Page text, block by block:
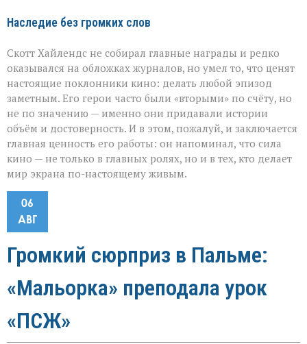
Наследие без громких слов
Скотт Хайлендс не собирал главные награды и редко
оказывался на обложках журналов, но умел то, что ценят
настоящие поклонники кино: делать любой эпизод
заметным. Его герои часто были «вторыми» по счёту, но
не по значению — именно они придавали истории
объём и достоверность. И в этом, пожалуй, и заключается
главная ценность его работы: он напоминал, что сила
кино — не только в главных ролях, но и в тех, кто делает
мир экрана по-настоящему живым.
06
АВГ
Громкий сюрприз в Пальме:
«Мальорка» преподала урок
«ПСЖ»